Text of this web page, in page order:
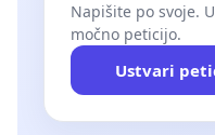
Napišite po svoje.
močno peticijo.
Ustvari